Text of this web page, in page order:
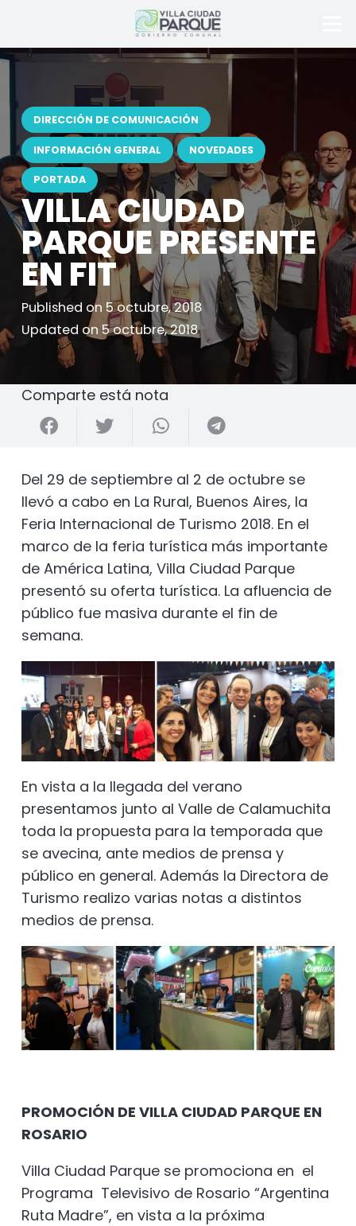
DIRECCIÓN DE COMUNICACIÓN
INFORMACIÓN GENERAL NOVEDADES
PORTADA
VILLA CIUDAD
PARQUE PRESENTE
EN FIT
Published on 5 octubre, 2018
Updated on 5 octubre, 2018
Comparte está nota
Del 29 de septiembre al 2 de octubre se
llevó a cabo en La Rural, Buenos Aires, la
Feria Internacional de Turismo 2018. En el
marco de la feria turística más importante
de América Latina, Villa Ciudad Parque
presentó su oferta turística. La afluencia de
público fue masiva durante el fin de
semana.
En vista a la llegada del verano
presentamos junto al Valle de Calamuchita
toda la propuesta para la temporada que
se avecina, ante medios de prensa y
público en general. Además la Directora de
Turismo realizo varias notas a distintos
medios de prensa.
PROMOCIÓN DE VILLA CIUDAD PARQUE EN
ROSARIO
Villa Ciudad Parque se promociona en el
Programa Televisivo de Rosario “Argentina
Ruta Madre”, en vista a la próxima